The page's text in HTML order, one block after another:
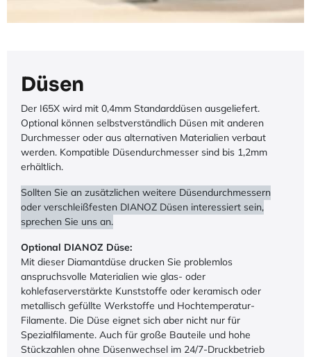
Düsen
Der I65X wird mit 0,4mm Standarddüsen ausgeliefert.
Optional können selbstverständlich Düsen mit anderen
Durchmesser oder aus alternativen Materialien verbaut
werden. Kompatible Düsendurchmesser sind bis 1,2mm
erhältlich.
Sollten Sie an zusätzlichen weitere Düsendurchmessern
oder verschleißfesten DIANOZ Düsen interessiert sein,
sprechen Sie uns an.
Optional DIANOZ Düse:
Mit dieser Diamantdüse drucken Sie problemlos
anspruchsvolle Materialien wie glas- oder
kohlefaserverstärkte Kunststoffe oder keramisch oder
metallisch gefüllte Werkstoffe und Hochtemperatur-
Filamente. Die Düse eignet sich aber nicht nur für
Spezialfilamente. Auch für große Bauteile und hohe
Stückzahlen ohne Düsenwechsel im 24/7-Druckbetrieb